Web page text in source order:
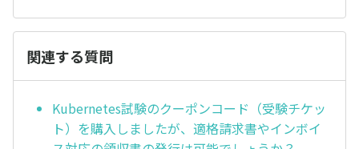
関連する質問
Kubernetes試験のクーポンコード（受験チケッ
ト）を購入しましたが、適格請求書やインボイ